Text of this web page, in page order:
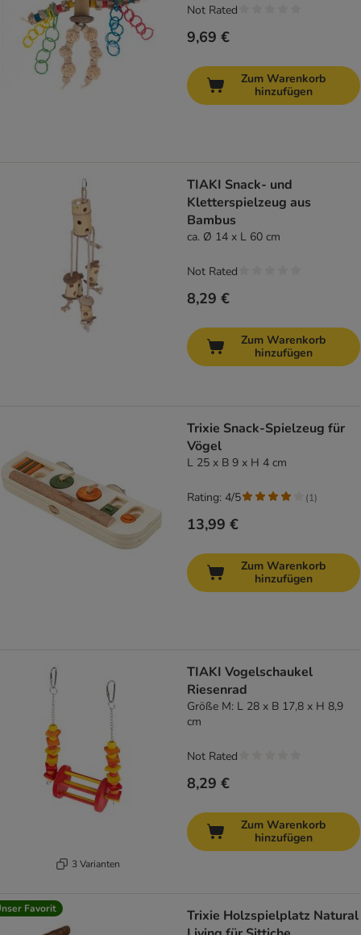
9,69 €
Not Rated
Zum Warenkorb
hinzufügen
TIAKI Snack- und
Kletterspielzeug aus
Bambus
ca. Ø 14 x L 60 cm
8,29 €
Not Rated
Zum Warenkorb
hinzufügen
Trixie Snack-Spielzeug für
Vögel
L 25 x B 9 x H 4 cm
13,99 €
Rating: 4/5 (1)
Zum Warenkorb
hinzufügen
3 Varianten
TIAKI Vogelschaukel
Riesenrad
Größe M: L 28 x B 17,8 x H 8,9
cm
8,29 €
Not Rated
Zum Warenkorb
hinzufügen
Favorit
Trixie Holzspielplatz Natural